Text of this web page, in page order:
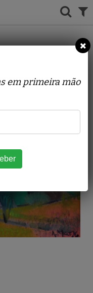
MARX
em primeira mão